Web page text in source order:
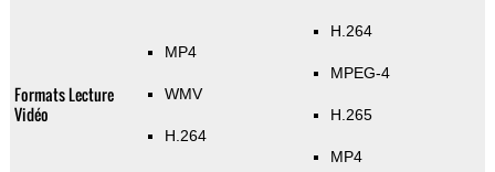
Formats Lecture
Vidéo
MP4
WMV
H.264
H.264
MPEG-4
H.265
MP4